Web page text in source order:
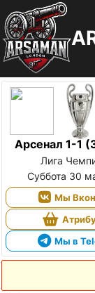
Арсенал 1-1
Лига
Суббота 30
Мы
Мы в